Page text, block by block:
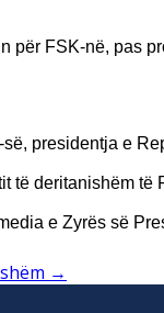
për FSK-në, pas
presidentja e
të deritanishëm
e Zyrës së
→